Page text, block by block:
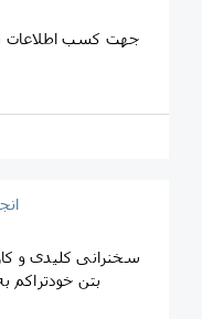
بتن خودتراکم